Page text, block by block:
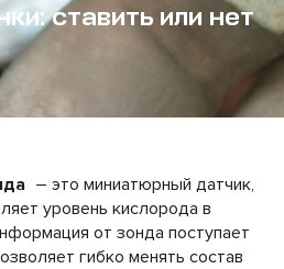
ставить или нет
– это миниатюрный датчик,
уровень кислорода в
от зонда поступает
гибко менять состав